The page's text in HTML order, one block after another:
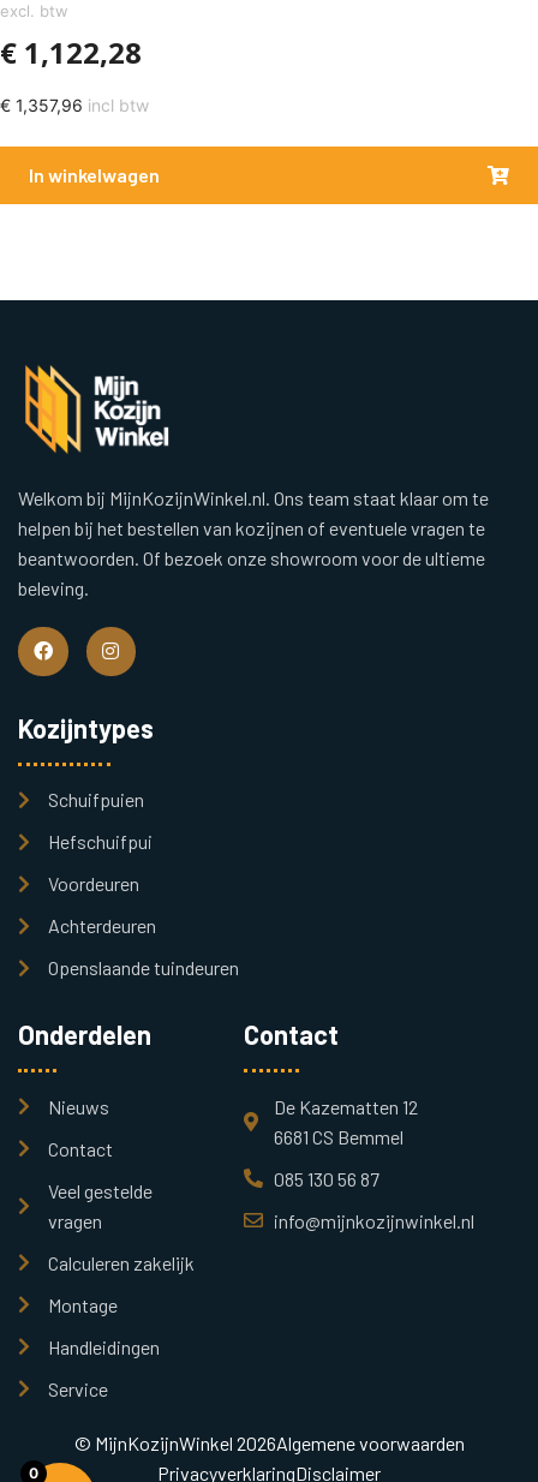
excl. btw
€ 1,122,28
€ 1,357,96 incl btw
In winkelwagen
Welkom bij MijnKozijnWinkel.nl. Ons team staat klaar om te
helpen bij het bestellen van kozijnen of eventuele vragen te
beantwoorden. Of bezoek onze showroom voor de ultieme
beleving.
Kozijntypes
Schuifpuien
Hefschuifpui
Voordeuren
Achterdeuren
Openslaande tuindeuren
Onderdelen
Nieuws
Contact
Veel gestelde
vragen
Calculeren zakelijk
Montage
Handleidingen
Service
Contact
De Kazematten 12
6681 CS Bemmel
085 130 56 87
info@mijnkozijnwinkel.nl
© MijnKozijnWinkel 2026Algemene voorwaarden
PrivacyverklaringDisclaimer
0